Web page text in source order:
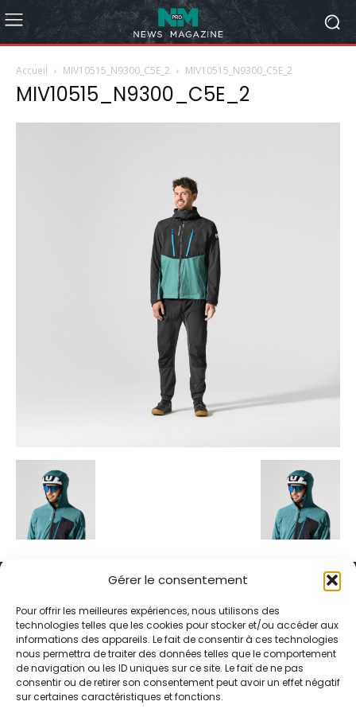
Gérer le consentement
Pour offrir les meilleures expériences, nous utilisons des
technologies telles que les cookies pour stocker et/ou accéder aux
informations des appareils. Le fait de consentir à ces technologies
nous permettra de traiter des données telles que le comportement
de navigation ou les ID uniques sur ce site. Le fait de ne pas
consentir ou de retirer son consentement peut avoir un effet négatif
sur certaines caractéristiques et fonctions.
Accueil MIV10515_N9300_C5E_2 MIV10515_N9300_C5E_2
MIV10515_N9300_C5E_2
Alternative Média est une agence de relations presse et de
relations publiques basée à Grenoble. Depuis 1995, elle conçoit et
pilote des stratégies de visibilité en France et à l’international
grâce à un réseau d’agences partenaires.